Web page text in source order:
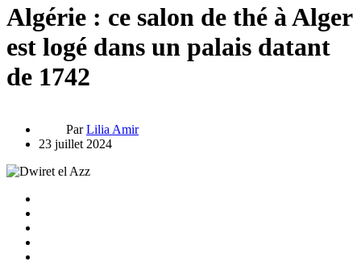
Algérie : ce salon de thé à Alger
est logé dans un palais datant
de 1742
ParLilia Amir
23 juillet 2024